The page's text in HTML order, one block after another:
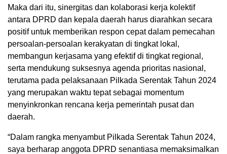
Maka dari itu, sinergitas dan kolaborasi kerja kolektif
antara DPRD dan kepala daerah harus diarahkan secara
positif untuk memberikan respon cepat dalam pemecahan
persoalan-persoalan kerakyatan di tingkat lokal,
membangun kerjasama yang efektif di tingkat regional,
serta mendukung suksesnya agenda prioritas nasional,
terutama pada pelaksanaan Pilkada Serentak Tahun 2024
yang merupakan waktu tepat sebagai momentum
menyinkronkan rencana kerja pemerintah pusat dan
daerah.
“Dalam rangka menyambut Pilkada Serentak Tahun 2024,
saya berharap anggota DPRD senantiasa memaksimalkan